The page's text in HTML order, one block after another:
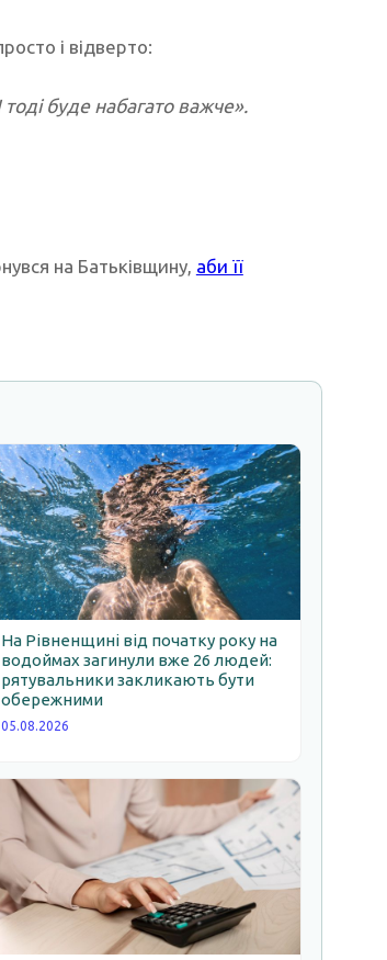
і відверто:
буде набагато важче».
на Батьківщину, аби її
На Рівненщині від початку року на
водоймах загинули вже 26 людей:
рятувальники закликають бути
обережними
05.08.2026